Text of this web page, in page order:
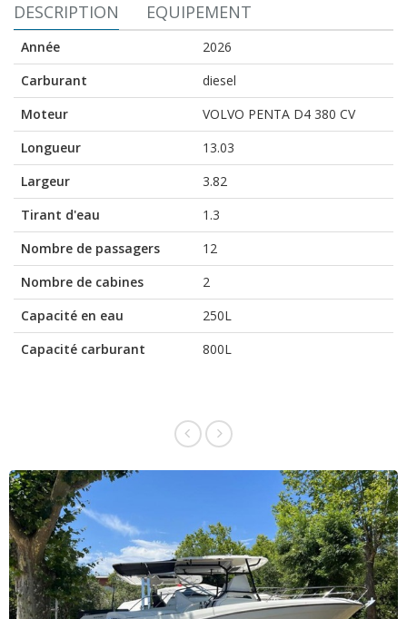
DESCRIPTION EQUIPEMENT
Année
2026
Carburant
diesel
Moteur
VOLVO PENTA D4 380 CV
Longueur
13.03
Largeur
3.82
Tirant d'eau
1.3
Nombre de passagers
12
Nombre de cabines
2
Capacité en eau
250L
Capacité carburant
800L